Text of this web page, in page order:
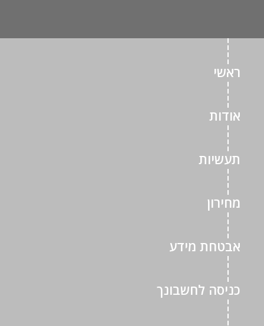
ראשי
אודות
תעשיות
מחירון
אבטחת מידע
כניסה לחשבונך